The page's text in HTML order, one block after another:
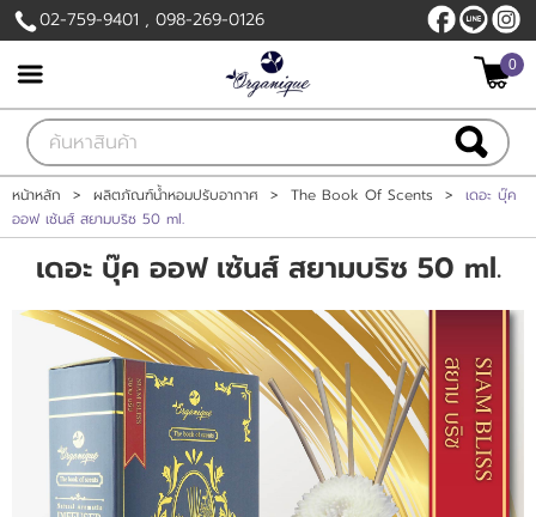
เข้าสู่ระบบ สมัครสมาชิก
สินค้าที่สนใจ( 0 )
หน้าหลัก
สินค้า
วิธีการสั่งซื้อและการชำระเงิน
ข่าวสาร
ติดต่อเรา
02-759-9401 , 098-269-0126
0
หน้าหลัก > ผลิตภัณฑ์น้ำหอมปรับอากาศ > The Book Of Scents >
เดอะ บุ๊ค
ออฟ เซ้นส์ สยามบริซ 50 ml.
เดอะ บุ๊ค ออฟ เซ้นส์ สยามบริซ 50 ml.